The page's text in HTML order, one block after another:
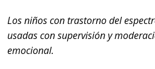
Los niños con trastorno del
usadas con supervisión y
emocional.